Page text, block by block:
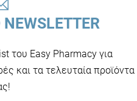
του Easy Pharmacy για
και τα τελευταία προϊόντα